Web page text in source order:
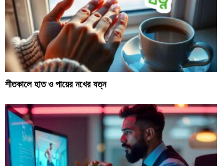
শীতকালে হাত ও পায়ের নখের যত্ন